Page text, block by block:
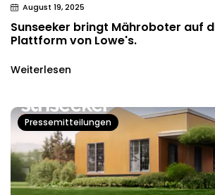
August 19, 2025
Sunseeker bringt Mähroboter auf
Plattform von Lowe's.
Weiterlesen
Pressemitteilungen